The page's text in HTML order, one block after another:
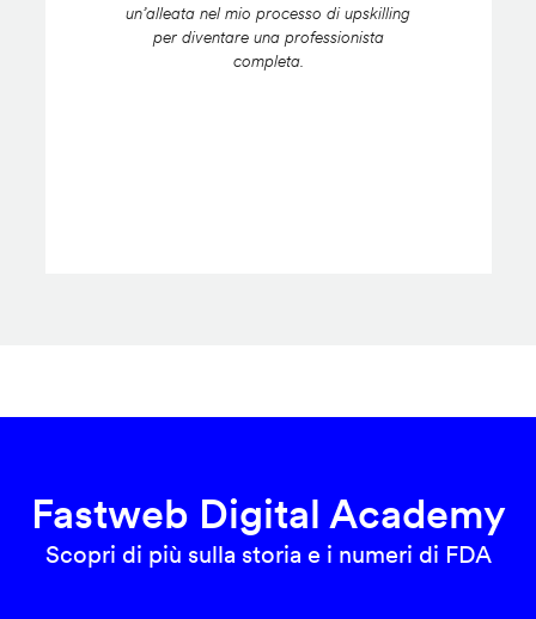
un’alleata nel mio processo di upskilling
per diventare una professionista
completa.
Fastweb Digital Academy
Scopri di più sulla storia e i numeri di FDA